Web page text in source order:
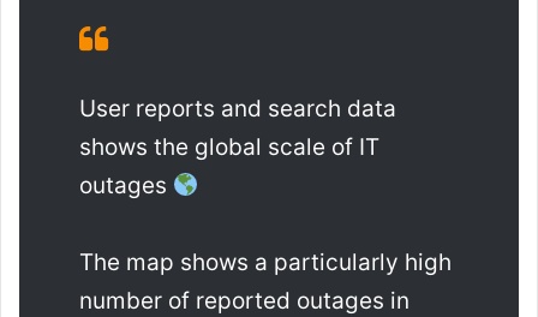
User reports and search data
shows the global scale of IT
outages
The map shows a particularly high
number of reported outages in